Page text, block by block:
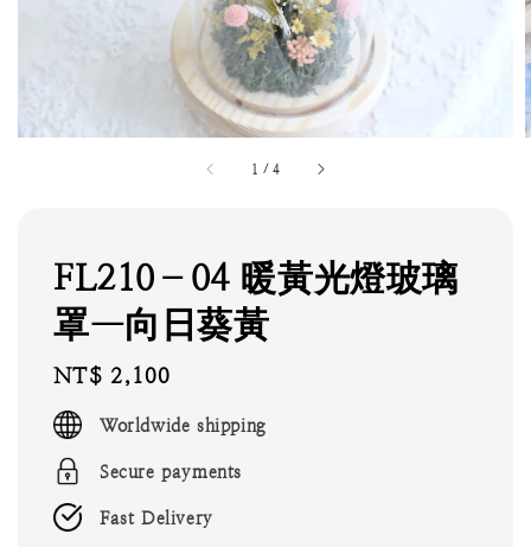
1 /4
FL210–04 暖黃光燈玻璃
罩—向日葵黃
Regular
price
NT$ 2,100
Worldwide shipping
Secure payments
Fast Delivery